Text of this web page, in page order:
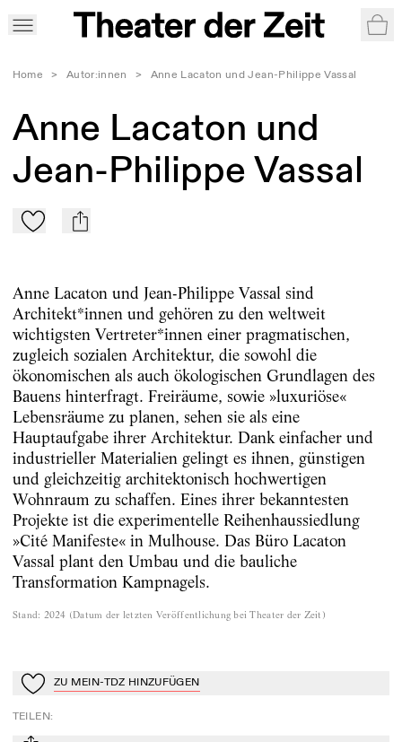
Home > Autor:innen > Anne Lacaton und Jean-Philippe Vassal
Anne Lacaton und
Jean-Philippe Vassal
Zu Mein-TdZ hinzufügen
mail
Anne Lacaton und Jean-Philippe Vassal sind
Architekt*innen und gehören zu den weltweit
wichtigsten Vertreter*innen einer pragmatischen,
zugleich sozialen Architektur, die sowohl die
ökonomischen als auch ökologischen Grundlagen des
Bauens hinterfragt. Freiräume, sowie »luxuriöse«
Lebensräume zu planen, sehen sie als eine
Hauptaufgabe ihrer Architektur. Dank einfacher und
industrieller Materialien gelingt es ihnen, günstigen
und gleichzeitig architektonisch hochwertigen
Wohnraum zu schaffen. Eines ihrer bekanntesten
Projekte ist die experimentelle Reihenhaussiedlung
»Cité Manifeste« in Mulhouse. Das Büro Lacaton
Vassal plant den Umbau und die bauliche
Transformation Kampnagels.
Stand: 2024 (Datum der letzten Veröffentlichung bei Theater der Zeit )
Zu Mein-TdZ hinzufügen
ZU MEIN-TDZ HINZUFÜGEN
TEILEN: